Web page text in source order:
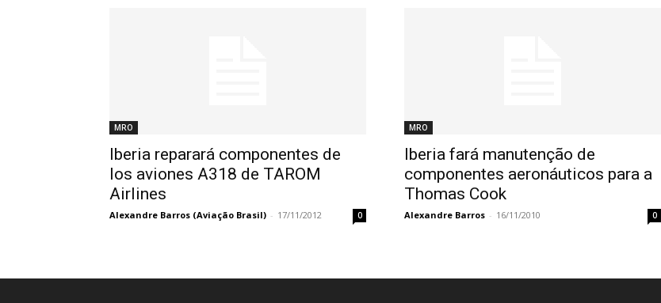
MRO
Iberia reparará componentes de
los aviones A318 de TAROM
Airlines
Alexandre Barros (Aviação Brasil) - 17/11/2012 0
MRO
Iberia fará manutenção de
componentes aeronáuticos para a
Thomas Cook
Alexandre Barros - 16/11/2010 0